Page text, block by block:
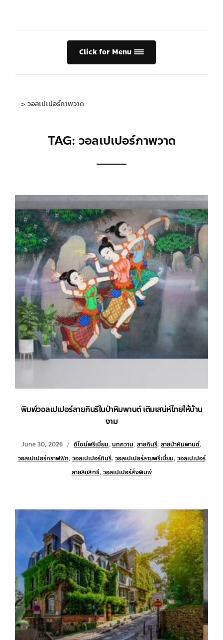
Click for Menu
>วอลเปเปอร์ภาพวาด
TAG: วอลเปเปอร์ภาพวาด
พิมพ์วอลเปเปอร์ลายกินรีในป่าหิมพานต์ เติมเสน่ห์ไทยให้บ้าน
งาม
June 30, 2026 ดีไซน์พรีเมี่ยม, บทความ, ลายกินรี, ลายป่าหิมพานต์,
วอลเปเปอร์กราฟฟิก, วอลเปเปอร์กินรี, วอลเปเปอร์ลายพรีเมี่ยม, วอลเปเปอร์
ลายลิขสิทธิ์, วอลเปเปอร์สั่งพิมพ์